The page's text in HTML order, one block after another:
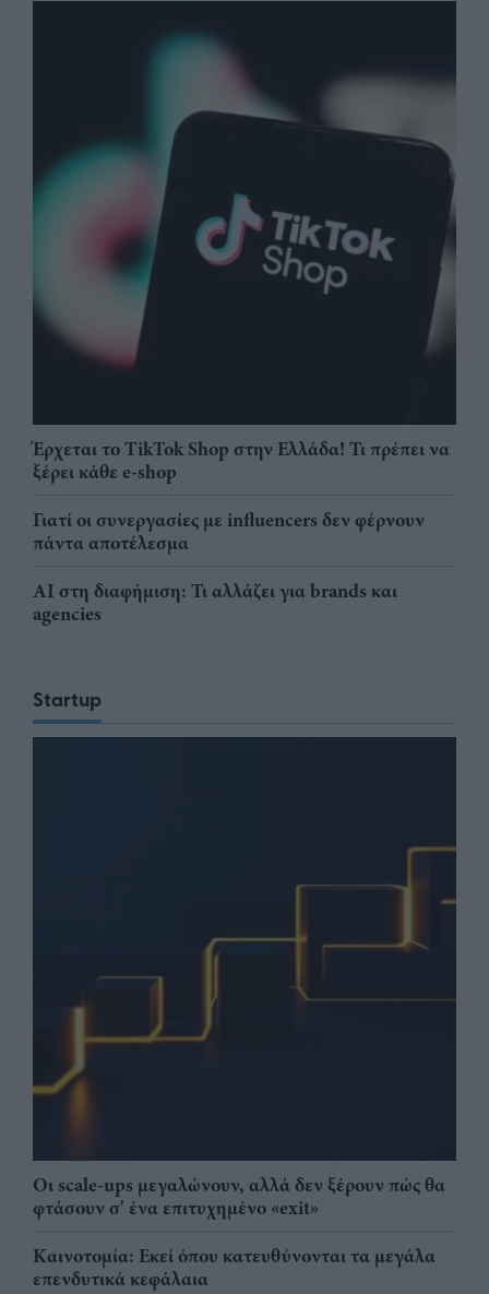
Έρχεται το TikTok Shop στην Ελλάδα! Τι πρέπει να
ξέρει κάθε e-shop
Γιατί οι συνεργασίες με influencers δεν φέρνουν
πάντα αποτέλεσμα
AI στη διαφήμιση: Τι αλλάζει για brands και
agencies
Startup
Οι scale-ups μεγαλώνουν, αλλά δεν ξέρουν πώς θα
φτάσουν σ' ένα επιτυχημένο «exit»
Καινοτομία: Εκεί όπου κατευθύνονται τα μεγάλα
επενδυτικά κεφάλαια